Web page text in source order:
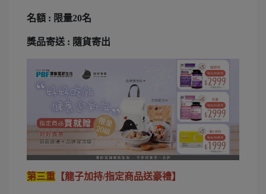
名額 : 限量20名
獎品寄送 : 隨貨寄出
第三重 【龍子加持/指定商品送豪禮】